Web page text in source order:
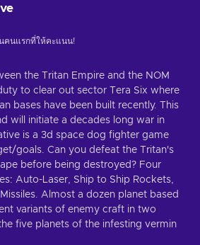
คนแรกที่ให้คะแนน!
the Tritan Empire and the NOM
to clear out sector Tera Six where
bases have been built recently. This
will initiate a decades long war in
is a 3d space dog fighter game
goals. Can you defeat the Tritan's
before being destroyed? Four
Auto-Laser, Ship to Ship Rockets,
Almost a dozen planet based
variants of enemy craft in two
five planets of the infesting vermin